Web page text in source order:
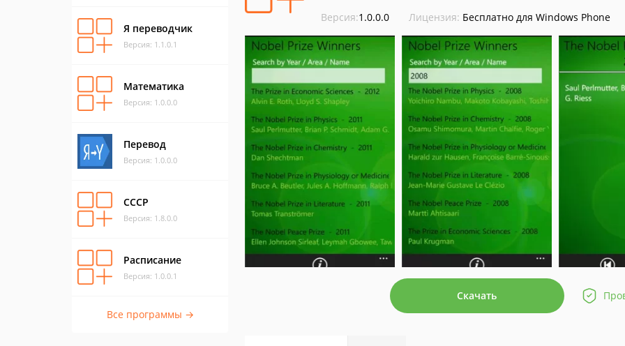
Я переводчик
Версия: 1.1.0.1
Математика
Версия: 1.0.0.0
Перевод
Версия: 1.0.0.0
СССР
Версия: 1.8.0.0
Расписание
Версия: 1.0.0.1
Все программы →
Версия:1.0.0.0 Лицензия: Бесплатно для Windows Phone
Скачать